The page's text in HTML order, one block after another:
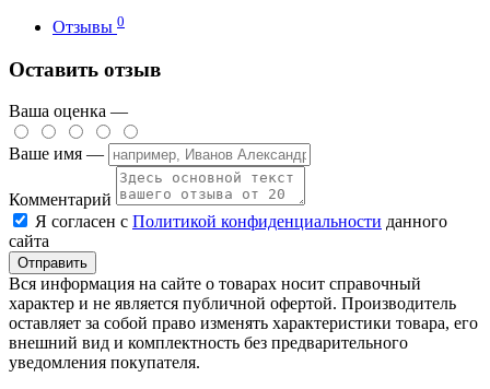
Отзывы 0
Оставить отзыв
Ваша оценка —
Ваше имя —
Комментарий
Я согласен с Политикой конфиденциальности данного
сайта
Вся информация на сайте о товарах носит справочный
характер и не является публичной офертой. Производитель
оставляет за собой право изменять характеристики товара, его
внешний вид и комплектность без предварительного
уведомления покупателя.